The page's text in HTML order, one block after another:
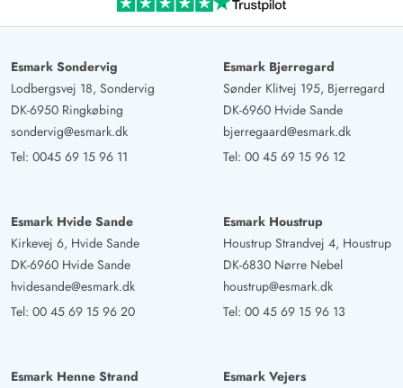
Esmark Sondervig
Lodbergsvej 18, Sondervig
DK-6950 Ringkøbing
sondervig@esmark.dk
Tel: 0045 69 15 96 11
Esmark Bjerregard
Sønder Klitvej 195, Bjerregard
DK-6960 Hvide Sande
bjerregaard@esmark.dk
Tel: 00 45 69 15 96 12
Esmark Hvide Sande
Kirkevej 6, Hvide Sande
DK-6960 Hvide Sande
hvidesande@esmark.dk
Tel: 00 45 69 15 96 20
Esmark Houstrup
Houstrup Strandvej 4, Houstrup
DK-6830 Nørre Nebel
houstrup@esmark.dk
Tel: 00 45 69 15 96 13
Esmark Henne Strand
Esmark Vejers